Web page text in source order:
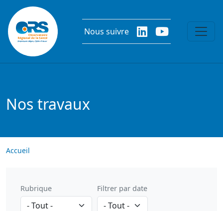
Aller au contenu principal
Nous suivre
Nos travaux
Accueil
Rubrique Filtrer par date